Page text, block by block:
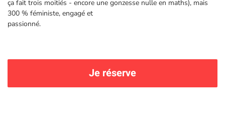
ça fait trois moitiés - encore une gonzesse nulle en maths), mais
300 % féministe, engagé et
passionné.
Je réserve